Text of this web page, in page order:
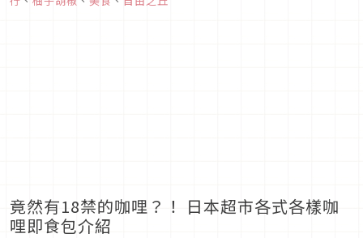
唷!
竟然有18禁的咖哩？！ 日本超市各式各樣咖
哩即食包介紹